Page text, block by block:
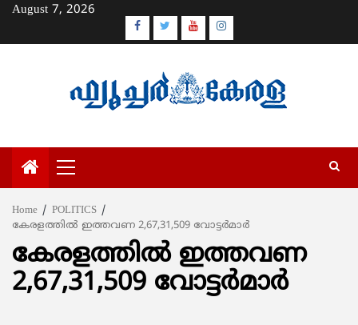
Skip
content
August 7, 2026
Facebook
TwitterYoutubeInstagram
Primary
Menu
Home
POLITICS
കേരളത്തില്‍ ഇത്തവണ 2,67,31,509 വോട്ടര്‍മാര്‍
കേരളത്തില്‍ ഇത്തവണ
2,67,31,509 വോട്ടര്‍മാര്‍